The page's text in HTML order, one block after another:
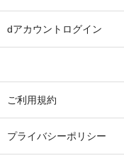
dアカウントログイン
ご利用規約
プライバシーポリシー